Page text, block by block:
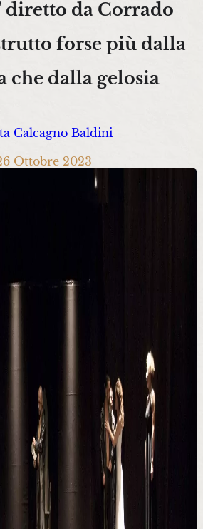
diretto da Corrado
forse più dalla
che dalla gelosia
Calcagno Baldini
Ottobre 2023